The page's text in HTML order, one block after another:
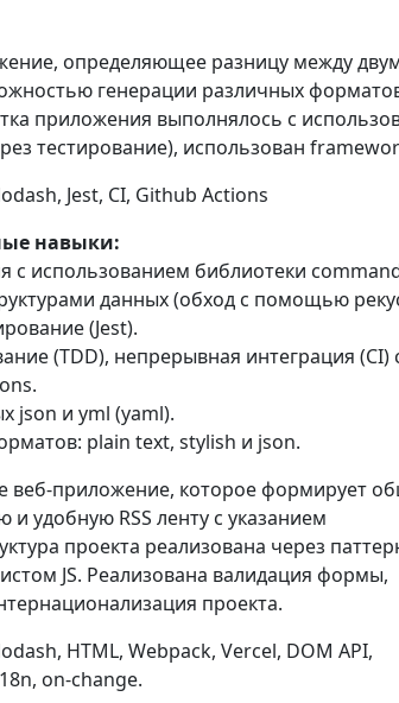
определяющее разницу между
генерации различных
приложения выполнялось с
тестирование), использован
Jest, CI, Github Actions
навыки:
с использованием библиотеки
данных (обход с помощью
(Jest).
(TDD), непрерывная интеграция (CI)
json и yml (yaml).
plain text, stylish и json.
веб-приложение, которое формирует
удобную RSS ленту с указанием
проекта реализована через
JS. Реализована валидация формы,
проекта.
HTML, Webpack, Vercel, DOM API,
on-change.